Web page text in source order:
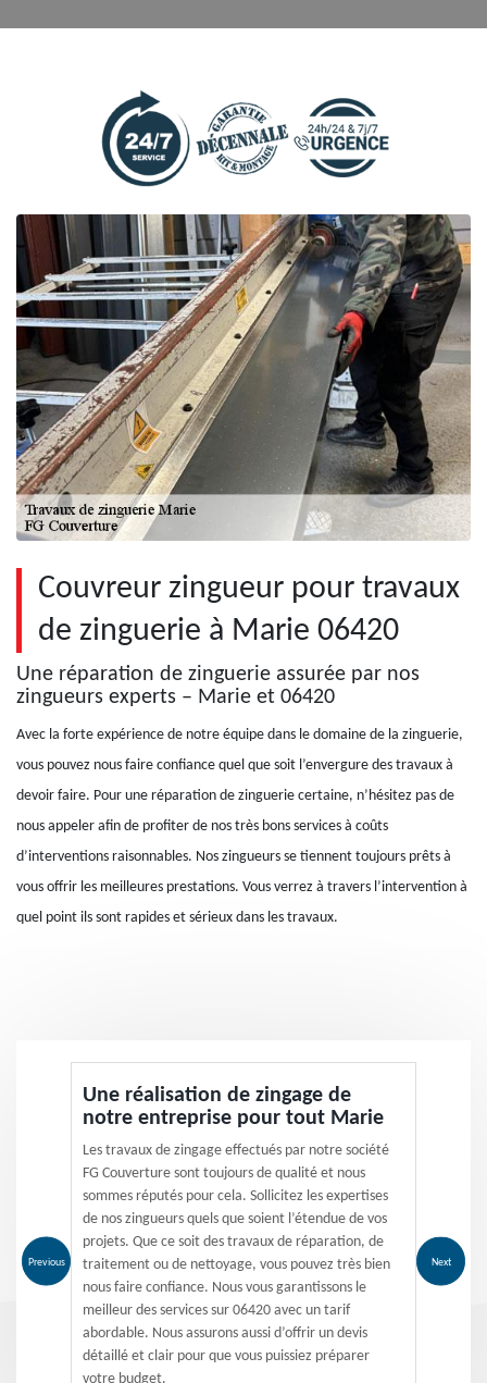
Couvreur zingueur pour travaux
de zinguerie à Marie 06420
Une réparation de zinguerie assurée par nos
zingueurs experts – Marie et 06420
Avec la forte expérience de notre équipe dans le domaine de la zinguerie,
vous pouvez nous faire confiance quel que soit l’envergure des travaux à
devoir faire. Pour une réparation de zinguerie certaine, n’hésitez pas de
nous appeler afin de profiter de nos très bons services à coûts
d’interventions raisonnables. Nos zingueurs se tiennent toujours prêts à
vous offrir les meilleures prestations. Vous verrez à travers l’intervention à
quel point ils sont rapides et sérieux dans les travaux.
Previous
Une réalisation de zingage de
notre entreprise pour tout Marie
Les travaux de zingage effectués par notre société
FG Couverture sont toujours de qualité et nous
sommes réputés pour cela. Sollicitez les expertises
de nos zingueurs quels que soient l’étendue de vos
projets. Que ce soit des travaux de réparation, de
traitement ou de nettoyage, vous pouvez très bien
nous faire confiance. Nous vous garantissons le
meilleur des services sur 06420 avec un tarif
abordable. Nous assurons aussi d’offrir un devis
détaillé et clair pour que vous puissiez préparer
votre budget.
Next